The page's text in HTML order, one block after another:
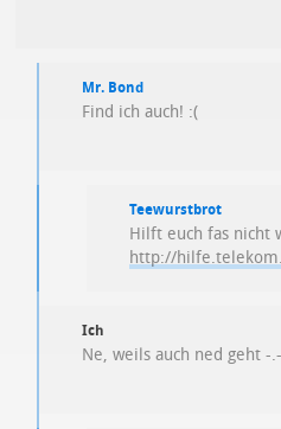
Mr. Bond
Find ich auch! :(
Teewurstbrot
Hilft euch fas nicht
http://
Ich
Ne, weils auch ned geht -.-